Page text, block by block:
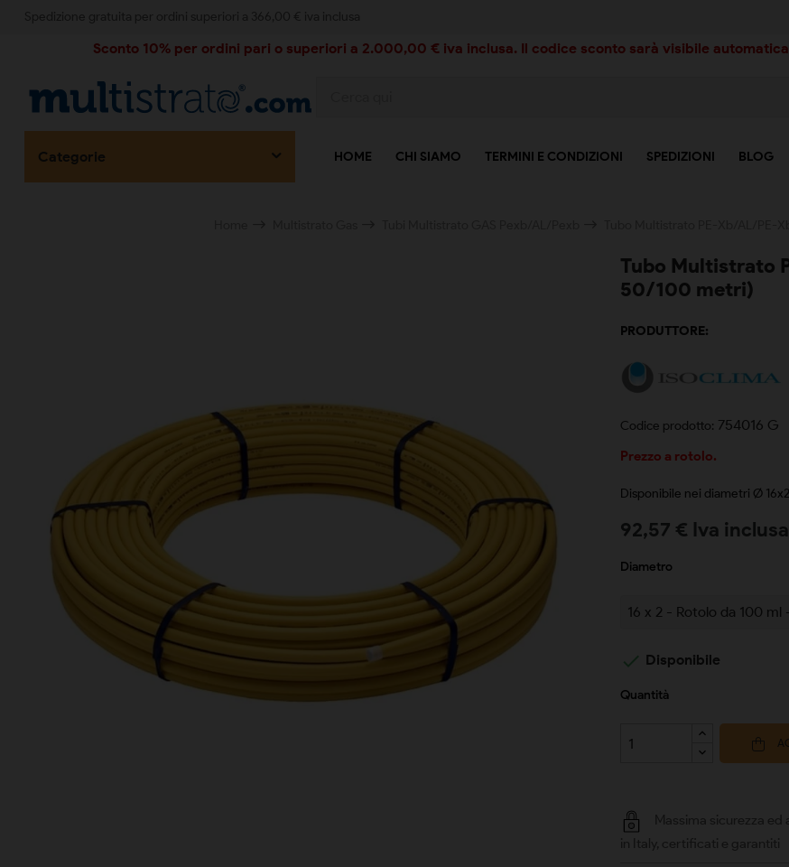
Sconto 10% per ordini pari o superiori a 2.000,00 € iva inclusa. Il codice sconto sarà visibile
Categorie HOME CHI SIAMO TERMINI E CONDIZIONI SPEDIZIONI BLOG
Tubo Multistrato
50/100 metri)
PRODUTTORE:
Codice prodotto: 754016 G
Prezzo a rotolo.
Disponibile nei diametri Ø 16x2
92,57 € Iva inclusa
Diametro
 Disponibile
Quantità